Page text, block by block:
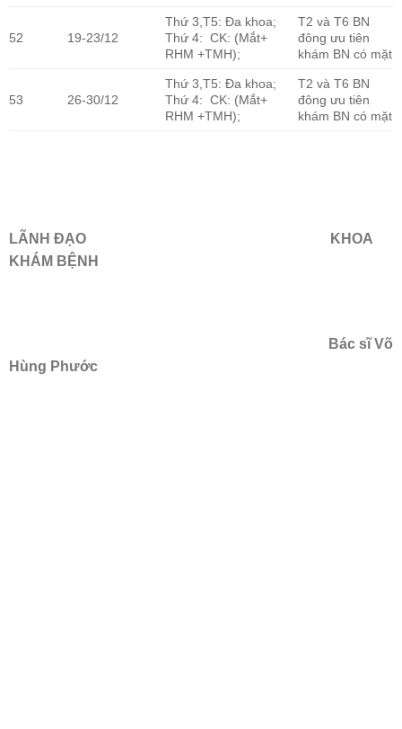
52 19-23/12
Thứ 3,T5: Đa khoa;
Thứ 4: CK: (Mắt+
RHM +TMH);
T2 và T6 BN
đông ưu tiên
khám BN có mặt
53 26-30/12
Thứ 3,T5: Đa khoa;
Thứ 4: CK: (Mắt+
RHM +TMH);
T2 và T6 BN
đông ưu tiên
khám BN có mặt
LÃNH ĐẠO KHOA
KHÁM BỆNH
Bác sĩ Võ
Hùng Phước